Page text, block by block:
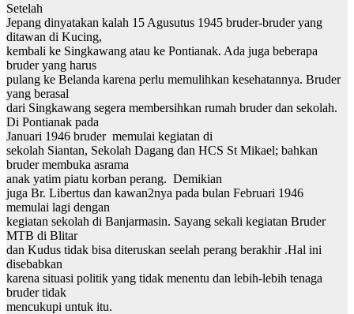
Setelah
Jepang dinyatakan kalah 15 Agusutus 1945 bruder-bruder yang
ditawan di Kucing,
kembali ke Singkawang atau ke Pontianak. Ada juga beberapa
bruder yang harus
pulang ke Belanda karena perlu memulihkan kesehatannya. Bruder
yang berasal
dari Singkawang segera membersihkan rumah bruder dan sekolah.
Di Pontianak pada
Januari 1946 bruder memulai kegiatan di
sekolah Siantan, Sekolah Dagang dan HCS St Mikael; bahkan
bruder membuka asrama
anak yatim piatu korban perang. Demikian
juga Br. Libertus dan kawan2nya pada bulan Februari 1946
memulai lagi dengan
kegiatan sekolah di Banjarmasin. Sayang sekali kegiatan Bruder
MTB di Blitar
dan Kudus tidak bisa diteruskan seelah perang berakhir .Hal ini
disebabkan
karena situasi politik yang tidak menentu dan lebih-lebih tenaga
bruder tidak
mencukupi untuk itu.